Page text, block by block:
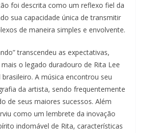
foi descrita como um reflexo fiel da
sua capacidade única de transmitir
de maneira simples e envolvente.
transcendeu as expectativas,
o legado duradouro de Rita Lee
A música encontrou seu
da artista, sendo frequentemente
de seus maiores sucessos. Além
como um lembrete da inovação
indomável de Rita, características